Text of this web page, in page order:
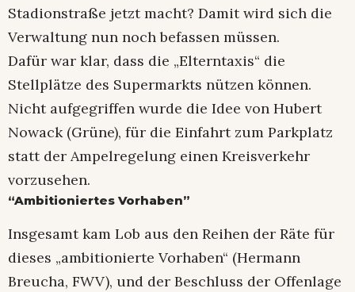
Stadionstraße jetzt macht? Damit wird sich die
Verwaltung nun noch befassen müssen.
Dafür war klar, dass die „Elterntaxis“ die
Stellplätze des Supermarkts nützen können.
Nicht aufgegriffen wurde die Idee von Hubert
Nowack (Grüne), für die Einfahrt zum Parkplatz
statt der Ampelregelung einen Kreisverkehr
vorzusehen.
“Ambitioniertes Vorhaben”
Insgesamt kam Lob aus den Reihen der Räte für
dieses „ambitionierte Vorhaben“ (Hermann
Breucha, FWV), und der Beschluss der Offenlage